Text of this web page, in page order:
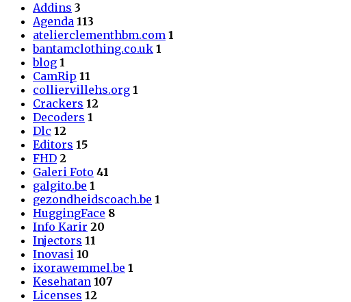
Addins 3
Agenda 113
atelierclementhbm.com 1
bantamclothing.co.uk 1
blog 1
CamRip 11
colliervillehs.org 1
Crackers 12
Decoders 1
Dlc 12
Editors 15
FHD 2
Galeri Foto 41
galgito.be 1
gezondheidscoach.be 1
HuggingFace 8
Info Karir 20
Injectors 11
Inovasi 10
ixorawemmel.be 1
Kesehatan 107
Licenses 12